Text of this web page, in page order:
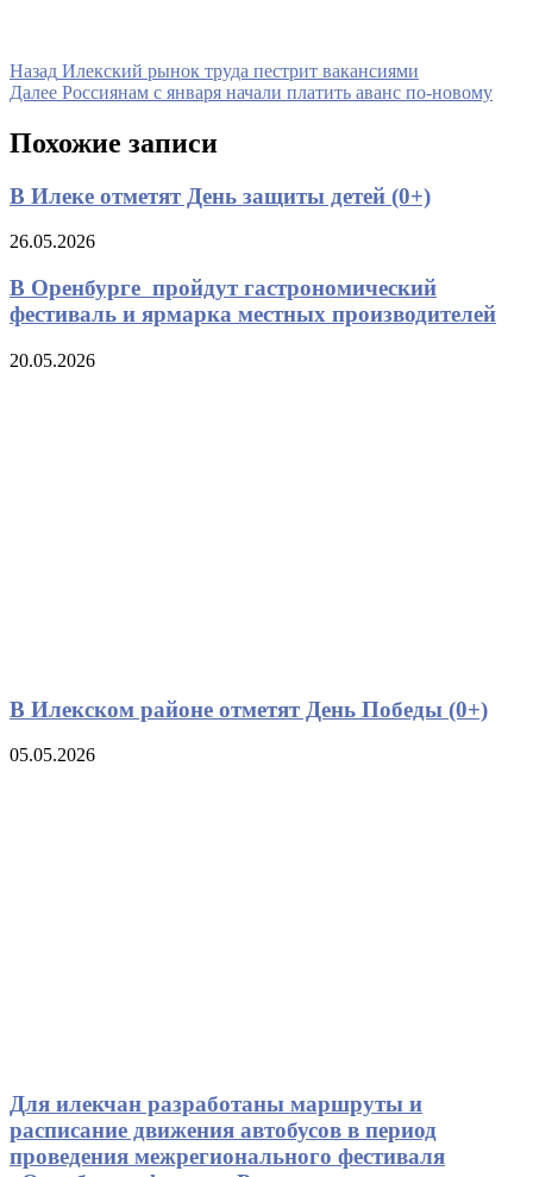
Навигация
по
записям
Назад Предыдущая
запись
Илекский рынок труда пестрит вакансиями
Далее Следующая
Россиянам с января начали платить аванс по-новому
Похожие записи
В Илеке отметят День защиты детей (0+)
26.05.2026
В Оренбурге пройдут гастрономический
фестиваль и ярмарка местных производителей
20.05.2026
В Илекском районе отметят День Победы (0+)
05.05.2026
Для илекчан разработаны маршруты и
расписание движения автобусов в период
проведения межрегионального фестиваля